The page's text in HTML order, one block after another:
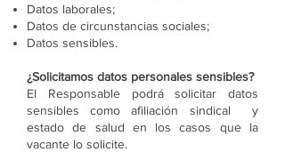
Datos laborales;
Datos de circunstancias sociales;
Datos sensibles.
¿Solicitamos datos personales sensibles?
El Responsable podrá solicitar datos
sensibles como afiliación sindical y
estado de salud en los casos que la
vacante lo solicite.